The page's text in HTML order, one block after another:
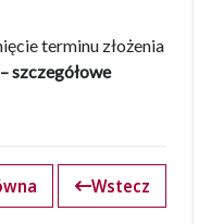
terminu złożenia
szczegółowe
Wstecz